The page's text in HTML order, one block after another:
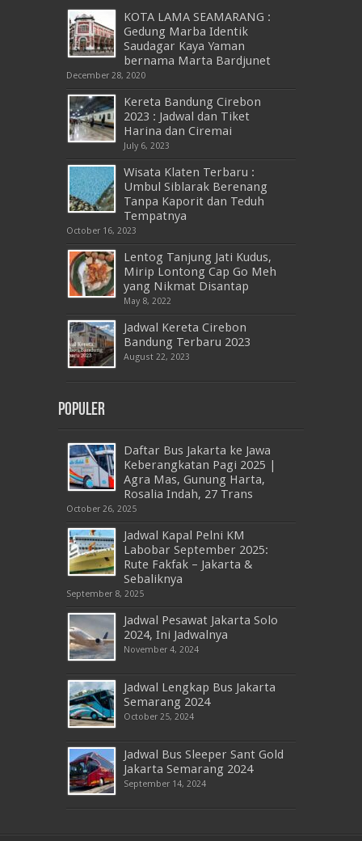
KOTA LAMA SEAMARANG :
Gedung Marba Identik
Saudagar Kaya Yaman
bernama Marta Bardjunet
December 28, 2020
Kereta Bandung Cirebon
2023 : Jadwal dan Tiket
Harina dan Ciremai
July 6, 2023
Wisata Klaten Terbaru :
Umbul Siblarak Berenang
Tanpa Kaporit dan Teduh
Tempatnya
October 16, 2023
Lentog Tanjung Jati Kudus,
Mirip Lontong Cap Go Meh
yang Nikmat Disantap
May 8, 2022
Jadwal Kereta Cirebon
Bandung Terbaru 2023
August 22, 2023
Populer
Daftar Bus Jakarta ke Jawa
Keberangkatan Pagi 2025 |
Agra Mas, Gunung Harta,
Rosalia Indah, 27 Trans
October 26, 2025
Jadwal Kapal Pelni KM
Labobar September 2025:
Rute Fakfak – Jakarta &
Sebaliknya
September 8, 2025
Jadwal Pesawat Jakarta Solo
2024, Ini Jadwalnya
November 4, 2024
Jadwal Lengkap Bus Jakarta
Semarang 2024
October 25, 2024
Jadwal Bus Sleeper Sant Gold
Jakarta Semarang 2024
September 14, 2024